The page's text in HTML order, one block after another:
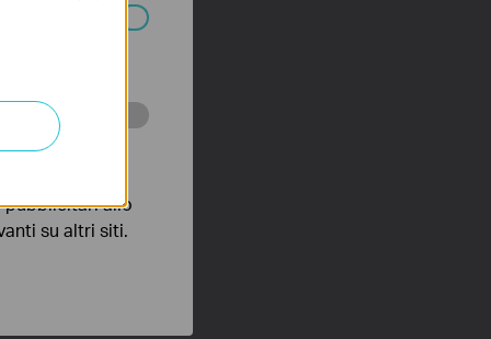
essere
di
pubblicitari allo
su altri siti.